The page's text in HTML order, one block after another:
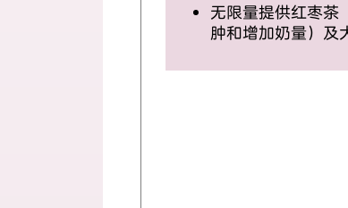
无限量提供红枣茶
肿和增加奶量）及